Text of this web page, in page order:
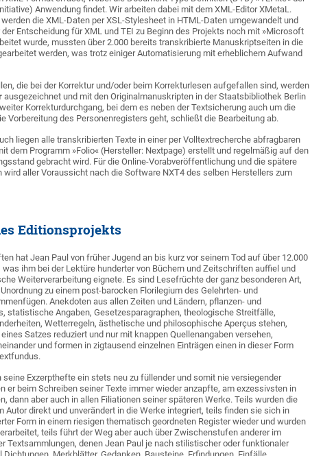
Anwendung findet. Wir arbeiten dabei mit dem XML-Editor XMetaL.
die XML-Daten per XSL-Stylesheet in HTML-Daten umgewandelt und
Entscheidung für XML und TEI zu Beginn des Projekts noch mit »Microsoft
wurde, mussten über 2.000 bereits transkribierte Manuskriptseiten in die
werden, was trotz einiger Automatisierung mit erheblichem Aufwand
die bei der Korrektur und/oder beim Korrekturlesen aufgefallen sind, werden
ausgezeichnet und mit den Originalmanuskripten in der Staatsbibliothek Berlin
Korrekturdurchgang, bei dem es neben der Textsicherung auch um die
Vorbereitung des Personenregisters geht, schließt die Bearbeitung ab.
liegen alle transkribierten Texte in einer per Volltextrecherche abfragbaren
dem Programm »Folio« (Hersteller: Nextpage) erstellt und regelmäßig auf den
gebracht wird. Für die Online-Vorabveröffentlichung und die spätere
wird aller Voraussicht nach die Software NXT4 des selben Herstellers zum
Editionsprojekts
hat Jean Paul von früher Jugend an bis kurz vor seinem Tod auf über 12.000
ihm bei der Lektüre hunderter von Büchern und Zeitschriften auffiel und
Weiterverarbeitung eignete. Es sind Lesefrüchte der ganz besonderen Art,
zu einem post-barocken Florilegium des Gelehrten- und
Anekdoten aus allen Zeiten und Ländern, pflanzen- und
statistische Angaben, Gesetzesparagraphen, theologische Streitfälle,
Wetterregeln, ästhetische und philosophische Aperçus stehen,
Satzes reduziert und nur mit knappen Quellenangaben versehen,
und formen in zigtausend einzelnen Einträgen einen in dieser Form
seine Exzerpthefte ein stets neu zu füllender und somit nie versiegender
er beim Schreiben seiner Texte immer wieder anzapfte, am exzessivsten in
dann aber auch in allen Filiationen seiner späteren Werke. Teils wurden die
Autor direkt und unverändert in die Werke integriert, teils finden sie sich in
Form in einem riesigen thematisch geordneten Register wieder und wurden
teils führt der Weg aber auch über Zwischenstufen anderer im
Textsammlungen, denen Jean Paul je nach stilistischer oder funktionaler